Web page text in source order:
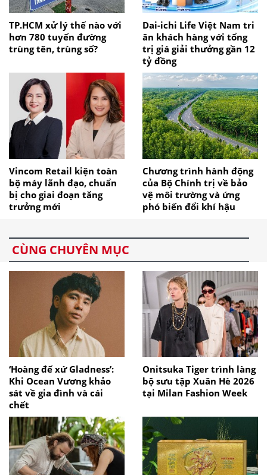
TP.HCM xử lý thế nào với
hơn 780 tuyến đường
trùng tên, trùng số?
Dai-ichi Life Việt Nam tri
ân khách hàng với tổng
trị giá giải thưởng gần 12
tỷ đồng
Vincom Retail kiện toàn
bộ máy lãnh đạo, chuẩn
bị cho giai đoạn tăng
trưởng mới
Chương trình hành động
của Bộ Chính trị về bảo
vệ môi trường và ứng
phó biến đổi khí hậu
CÙNG CHUYÊN MỤC
‘Hoàng đế xứ Gladness’:
Khi Ocean Vương khảo
sát về gia đình và cái
chết
Onitsuka Tiger trình làng
bộ sưu tập Xuân Hè 2026
tại Milan Fashion Week